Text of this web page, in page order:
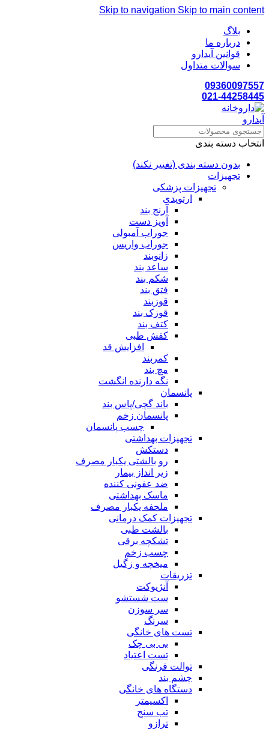
Skip to navigation Skip to main content
بلاگ
درباره ما
قوانین آیدارو
سوالات متداول
09360097557
021-44258445
انتخاب دسته بندی
بدون دسته بندی (تغییر نکند)
تجهیزات
تجهیزات پزشکی
ارتوپدی
آرنج بند
آویز دست
جوراب آمبولی
جوراب واریس
زانوبند
ساعد بند
شکم بند
فتق بند
قوزبند
قوزک بند
کتف بند
کفش طبی
افزایش قد
کمربند
مچ بند
نگه دارنده انگشت
پانسمان
باند گچی/پاس بند
پانسمان زخم
چسب پانسمان
تجهیزات بهداشتی
دستکش
رو بالشتی یکبار مصرف
زیر انداز بیمار
ضد عفونی کننده
ماسک بهداشتی
ملحفه یکبار مصرف
تجهیزات کمک درمانی
بالشت طبی
تشکچه برقی
چسب زخم
میخچه و زگیل
تزریقات
آنژیوکت
ست شستشو
سر سوزن
سرنگ
تست های خانگی
بی بی چک
تست اعتیاد
توالت فرنگی
چشم بند
دستگاه های خانگی
اکسیمتر
تب سنج
ترازو